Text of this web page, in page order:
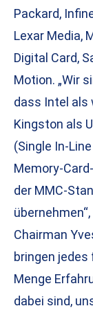
Packard,
Lexar Media,
Digital Card,
Motion. „Wir
dass Intel als
Kingston als
(Single In-
Memory-
der MMC-
Chairman
bringen
Menge
dabei sind,